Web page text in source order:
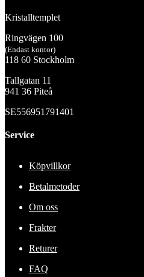
Kristalltemplet
Ringvägen 100
(Endast kontor)
118 60 Stockholm
Tallgatan 11
941 36 Piteå
SE556951791401
Service
Köpvillkor
Betalmetoder
Om oss
Frakter
Returer
FAQ